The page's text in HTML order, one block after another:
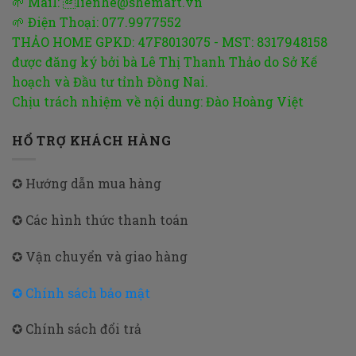
🌱 Điện Thoại: 077.9977552
THẢO HOME GPKD: 47F8013075 - MST: 8317948158
được đăng ký bởi bà Lê Thị Thanh Thảo do Sở Kế
hoạch và Đầu tư tỉnh Đồng Nai.
Chịu trách nhiệm về nội dung: Đào Hoàng Việt
HỔ TRỢ KHÁCH HÀNG
✪ Hướng dẫn mua hàng
✪ Các hình thức thanh toán
✪ Vận chuyển và giao hàng
✪ Chính sách bảo mật
✪ Chính sách đổi trả